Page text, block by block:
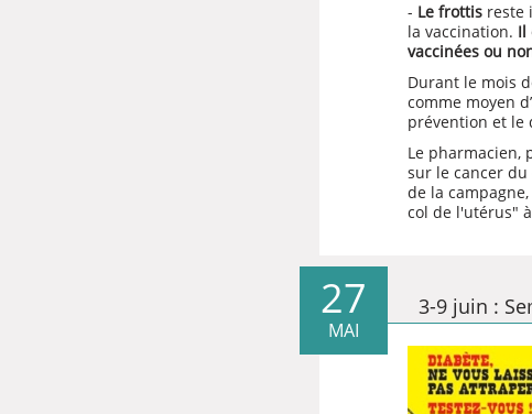
- Le frottis reste
la vaccination. Il
vaccinées ou
Durant le mois
comme moyen
prévention et le
Le pharmacien,
sur le cancer
de la
col de l'utérus"
3-9 juin :
27
MAI